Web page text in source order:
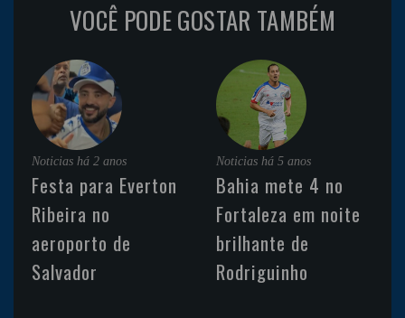
VOCÊ PODE GOSTAR TAMBÉM
Noticias há 2 anos
Festa para Everton
Ribeira no
aeroporto de
Salvador
Noticias há 5 anos
Bahia mete 4 no
Fortaleza em noite
brilhante de
Rodriguinho